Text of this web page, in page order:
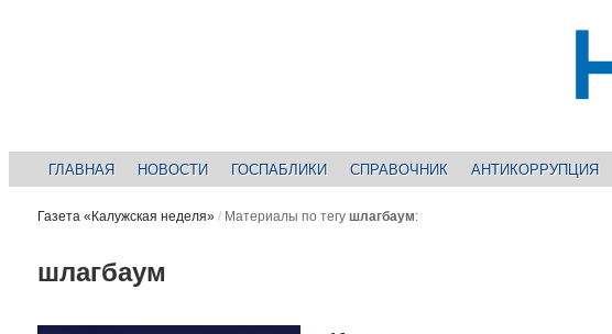
ГЛАВНАЯ НОВОСТИ ГОСПАБЛИКИ СПРАВОЧНИК АНТИКОРРУПЦИЯ
Газета «Калужская неделя» / Материалы по тегу шлагбаум:
шлагбаум